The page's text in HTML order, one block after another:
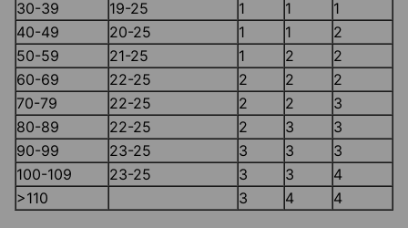
30-39
19-25 1 1
1
40-49
20-25 1 1
2
50-59
21-25 1 2
2
60-69
22-25 2 2
2
70-79
22-25 2 2
3
80-89
22-25 2 3
3
90-99
23-25 3 3
3
100-109
23-25 3 3
4
>110
3 4 4